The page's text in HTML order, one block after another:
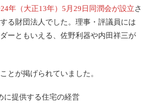
年（大正13年）5月29日同潤会が設立さ
る財団法人でした。理事・評議員には
ーともいえる、佐野利器や内田祥三が
とが掲げられていました。
に提供する住宅の経営